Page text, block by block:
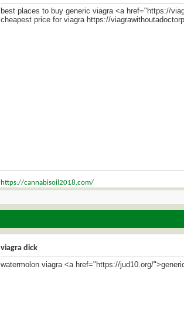
best places to buy generic viagra <a href="https://
cheapest price for viagra https://
https://cannabisoil2018.com/
viagra dick
watermolon viagra <a href="https://jud10.org/